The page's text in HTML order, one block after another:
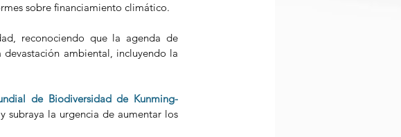
sobre financiamiento climático.
reconociendo que la agenda de
ambiental, incluyendo la
de Biodiversidad de Kunming-
subraya la urgencia de aumentar los